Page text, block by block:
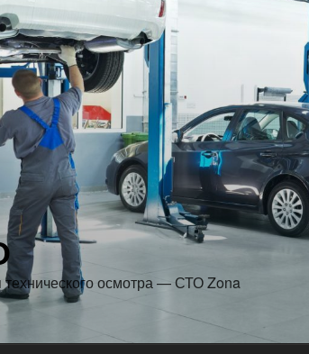
осмотра — СТО Zona